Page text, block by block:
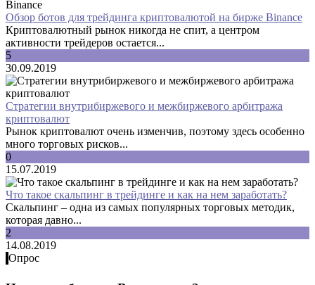
Обзор ботов для трейдинга криптовалютой на бирже Binance
Криптовалютный рынок никогда не спит, а центром
активности трейдеров остается...
5
30.09.2019
Стратегии внутрибиржевого и межбиржевого арбитража
криптовалют
Рынок криптовалют очень изменчив, поэтому здесь особенно
много торговых рисков...
0
15.07.2019
Что такое скальпинг в трейдинге и как на нем заработать?
Скальпинг – одна из самых популярных торговых методик,
которая давно...
2
14.08.2019
Опрос